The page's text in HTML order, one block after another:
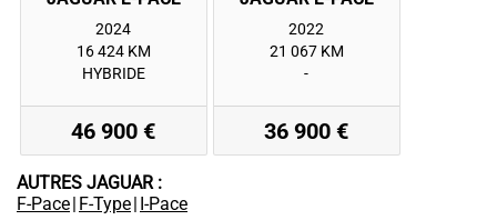
2024
16 424 KM
HYBRIDE
46 900 €
2022
21 067 KM
-
36 900 €
AUTRES JAGUAR :
F-Pace| F-Type| I-Pace